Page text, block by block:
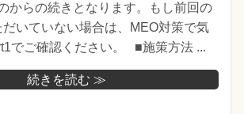
からの続きとなります。もし前回の
いていない場合は、MEO対策で気
でご確認ください。 ■施策方法 ...
続きを読む ≫